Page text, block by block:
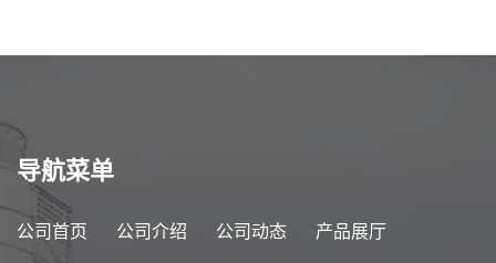
导航菜单
公司首页 公司介绍 公司动态 产品展厅